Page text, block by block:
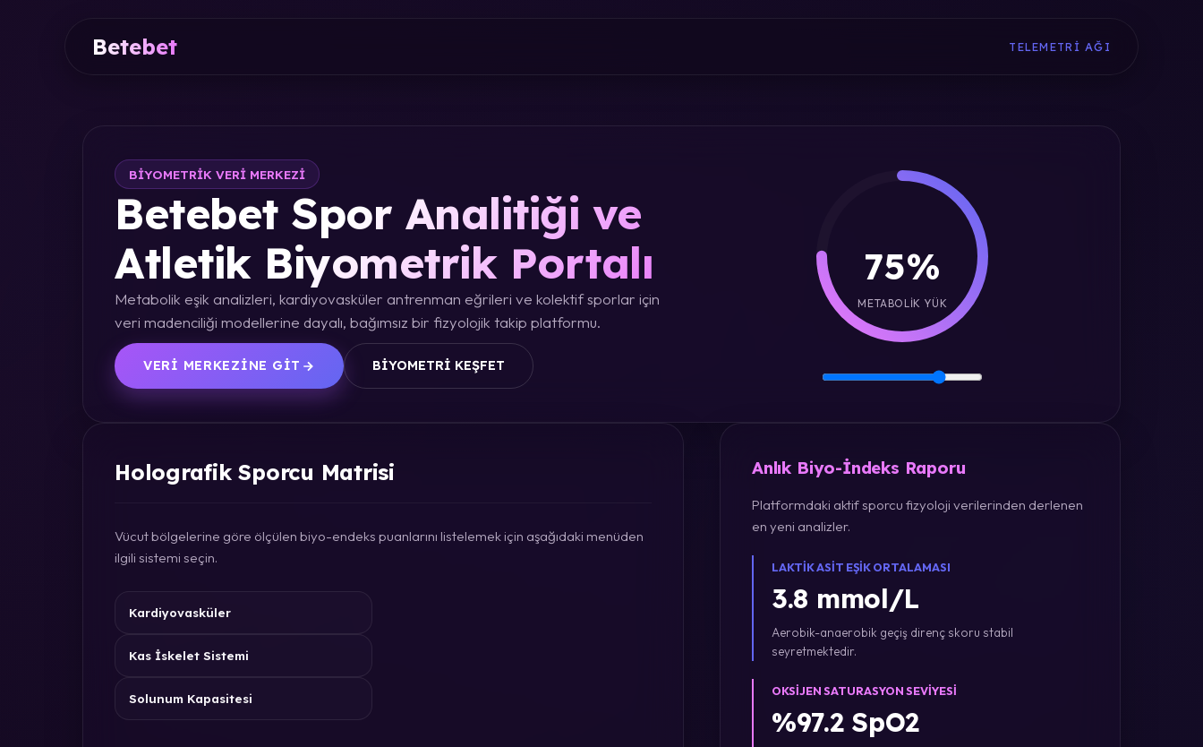
Betebet TELEMETRI AĞI
BIYOMETRIK VERI MERKEZI
Betebet Spor Analitiği ve
Atletik Biyometrik Portalı
Metabolik eşik analizleri, kardiyovasküler antrenman eğrileri ve kolektif sporlar için
veri madenciliği modellerine dayalı, bağımsız bir fizyolojik takip platformu.
VERI MERKEZINE GIT BIYOMETRI KEŞFET
75%
METABOLIK YÜK
Holografik Sporcu Matrisi
Vücut bölgelerine göre ölçülen biyo-endeks puanlarını listelemek için aşağıdaki menüden
ilgili sistemi seçin.
Kardiyovasküler
Kas İskelet Sistemi
Solunum Kapasitesi
Anlık Biyo-İndeks Raporu
Platformdaki aktif sporcu fizyoloji verilerinden derlenen
en yeni analizler.
LAKTIK ASIT EŞIK ORTALAMASI
3.8 mmol/L
Aerobik-anaerobik geçiş direnç skoru stabil
seyretmektedir.
OKSIJEN SATURASYON SEVIYESI
%97.2 SpO2